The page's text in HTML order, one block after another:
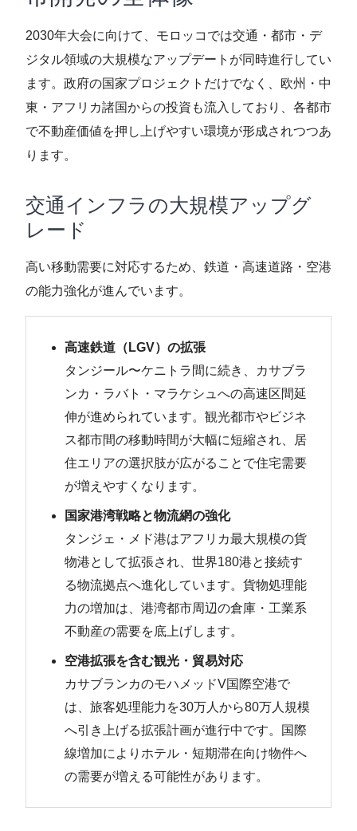
2030年大会に向けて、モロッコでは交通・都市・デ
ジタル領域の大規模なアップデートが同時進行してい
ます。政府の国家プロジェクトだけでなく、欧州・中
東・アフリカ諸国からの投資も流入しており、各都市
で不動産価値を押し上げやすい環境が形成されつつあ
ります。
交通インフラの大規模アップグ
レード
高い移動需要に対応するため、鉄道・高速道路・空港
の能力強化が進んでいます。
高速鉄道（LGV）の拡張
タンジール〜ケニトラ間に続き、カサブラ
ンカ・ラバト・マラケシュへの高速区間延
伸が進められています。観光都市やビジネ
ス都市間の移動時間が大幅に短縮され、居
住エリアの選択肢が広がることで住宅需要
が増えやすくなります。
国家港湾戦略と物流網の強化
タンジェ・メド港はアフリカ最大規模の貨
物港として拡張され、世界180港と接続す
る物流拠点へ進化しています。貨物処理能
力の増加は、港湾都市周辺の倉庫・工業系
不動産の需要を底上げします。
空港拡張を含む観光・貿易対応
カサブランカのモハメッドV国際空港で
は、旅客処理能力を30万人から80万人規模
へ引き上げる拡張計画が進行中です。国際
線増加によりホテル・短期滞在向け物件へ
の需要が増える可能性があります。